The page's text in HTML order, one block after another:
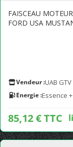
FAISCEAU
FORD USA
Vendeur :UAB
Energie :Essence
85,12 € TTC